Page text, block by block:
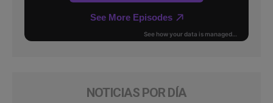
NOTICIAS POR DÍA